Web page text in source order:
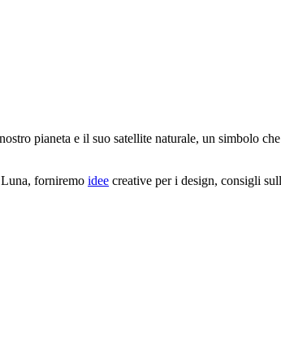
pianeta e il suo satellite naturale, un simbolo
forniremo idee creative per i design, consigli